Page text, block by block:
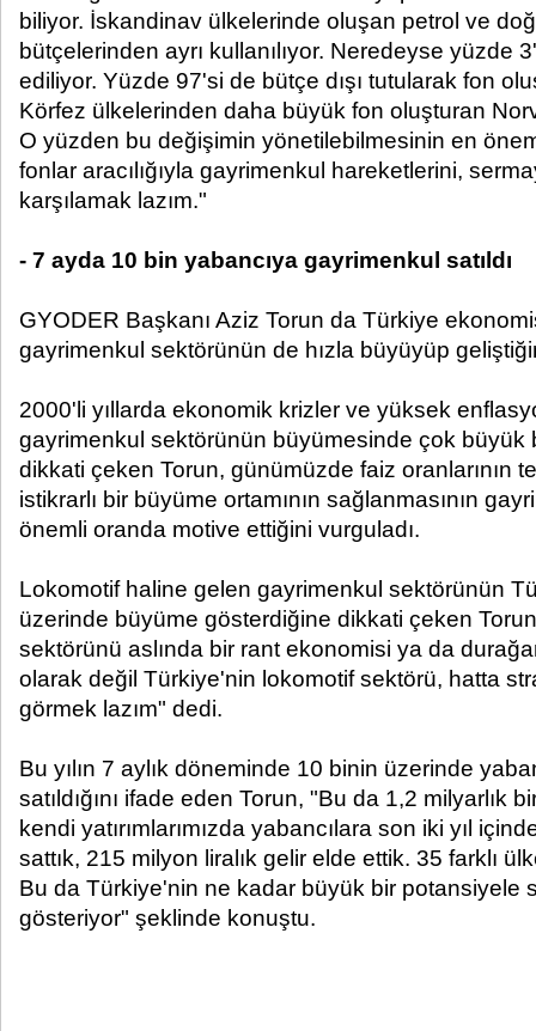
biliyor. İskandinav ülkelerinde oluşan petrol ve
bütçelerinden ayrı kullanılıyor. Neredeyse yüzde
ediliyor. Yüzde 97'si de bütçe dışı tutularak fon
Körfez ülkelerinden daha büyük fon oluşturan
O yüzden bu değişimin yönetilebilmesinin en
fonlar aracılığıyla gayrimenkul hareketlerini,
karşılamak lazım."
- 7 ayda 10 bin yabancıya gayrimenkul satıldı
GYODER Başkanı Aziz Torun da Türkiye
gayrimenkul sektörünün de hızla büyüyüp
2000'li yıllarda ekonomik krizler ve yüksek
gayrimenkul sektörünün büyümesinde çok büyük
dikkati çeken Torun, günümüzde faiz oranlarının
istikrarlı bir büyüme ortamının sağlanmasının
önemli oranda motive ettiğini vurguladı.
Lokomotif haline gelen gayrimenkul sektörünün
üzerinde büyüme gösterdiğine dikkati çeken
sektörünü aslında bir rant ekonomisi ya da
olarak değil Türkiye'nin lokomotif sektörü, hatta
görmek lazım" dedi.
Bu yılın 7 aylık döneminde 10 binin üzerinde
satıldığını ifade eden Torun, "Bu da 1,2 milyarlık
kendi yatırımlarımızda yabancılara son iki yıl
sattık, 215 milyon liralık gelir elde ettik. 35 farklı
Bu da Türkiye'nin ne kadar büyük bir potansiyele
gösteriyor" şeklinde konuştu.